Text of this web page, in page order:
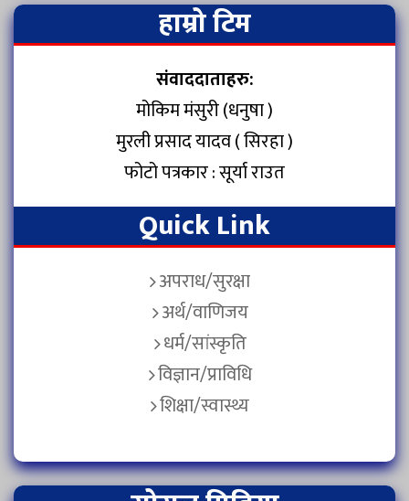
हाम्रो टिम
संवाददाताहरु:
मोकिम मंसुरी (धनुषा )
मुरली प्रसाद यादव ( सिरहा )
फोटो पत्रकार : सूर्या राउत
Quick Link
अपराध/सुरक्षा
अर्थ/वाणिजय
धर्म/सांस्कृति
विज्ञान/प्राविधि
शिक्षा/स्वास्थ्य